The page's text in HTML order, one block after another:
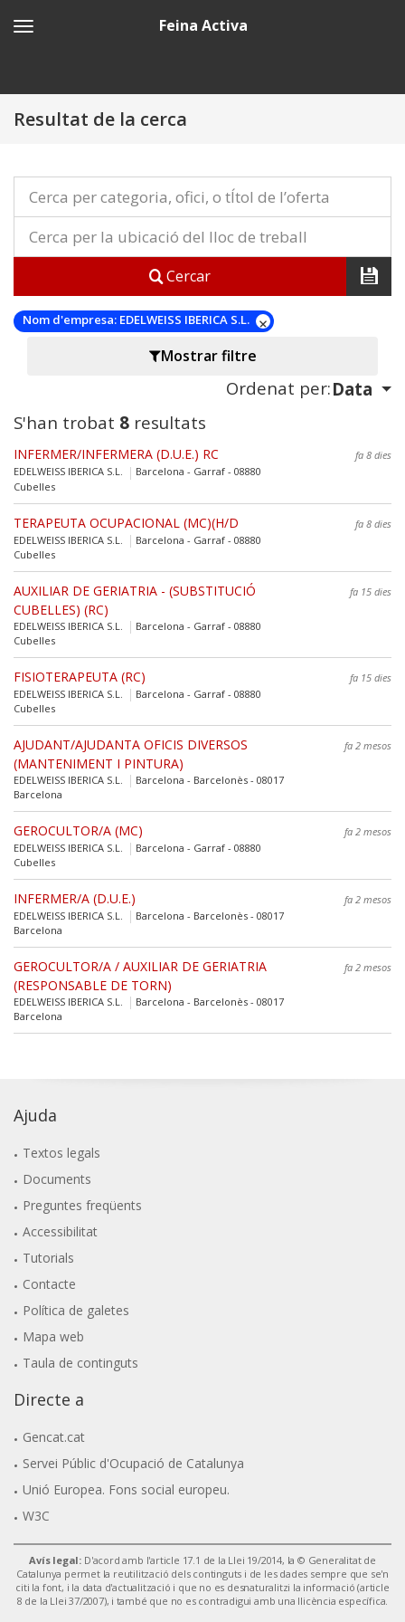
Feina Activa
Resultat de la cerca
Cercar
Nom d'empresa: EDELWEISS IBERICA S.L.
Mostrar filtre
Ordenat per:Data
S'han trobat 8 resultats
INFERMER/INFERMERA (D.U.E.) RC
fa 8 dies
EDELWEISS IBERICA S.L.
Barcelona - Garraf - 08880
Cubelles
TERAPEUTA OCUPACIONAL (MC)(H/D
fa 8 dies
EDELWEISS IBERICA S.L.
Barcelona - Garraf - 08880
Cubelles
AUXILIAR DE GERIATRIA - (SUBSTITUCIÓ
CUBELLES) (RC)
fa 15 dies
EDELWEISS IBERICA S.L.
Barcelona - Garraf - 08880
Cubelles
FISIOTERAPEUTA (RC)
fa 15 dies
EDELWEISS IBERICA S.L.
Barcelona - Garraf - 08880
Cubelles
AJUDANT/AJUDANTA OFICIS DIVERSOS
(MANTENIMENT I PINTURA)
fa 2 mesos
EDELWEISS IBERICA S.L.
Barcelona - Barcelonès - 08017
Barcelona
GEROCULTOR/A (MC)
fa 2 mesos
EDELWEISS IBERICA S.L.
Barcelona - Garraf - 08880
Cubelles
INFERMER/A (D.U.E.)
fa 2 mesos
EDELWEISS IBERICA S.L.
Barcelona - Barcelonès - 08017
Barcelona
GEROCULTOR/A / AUXILIAR DE GERIATRIA
(RESPONSABLE DE TORN)
fa 2 mesos
EDELWEISS IBERICA S.L.
Barcelona - Barcelonès - 08017
Barcelona
Ajuda
Textos legals
Documents
Preguntes freqüents
Accessibilitat
Tutorials
Contacte
Política de galetes
Mapa web
Taula de continguts
Directe a
Gencat.cat
Servei Públic d'Ocupació de Catalunya
Unió Europea. Fons social europeu.
W3C
Avís legal: D'acord amb l'article 17.1 de la Llei 19/2014, la © Generalitat de
Catalunya permet la reutilització dels continguts i de les dades sempre que se'n
citi la font, i la data d'actualització i que no es desnaturalitzi la informació (article
8 de la Llei 37/2007), i també que no es contradigui amb una llicència específica.